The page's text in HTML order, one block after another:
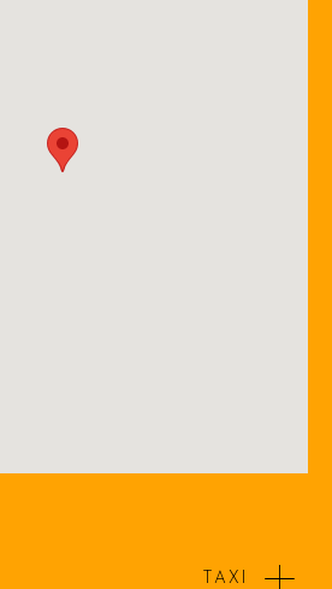
TAXI